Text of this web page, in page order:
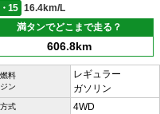
15
16.4km/L
満タンでどこまで走る？
606.8km
料
ン
レギュラー
ガソリン
式 4WD